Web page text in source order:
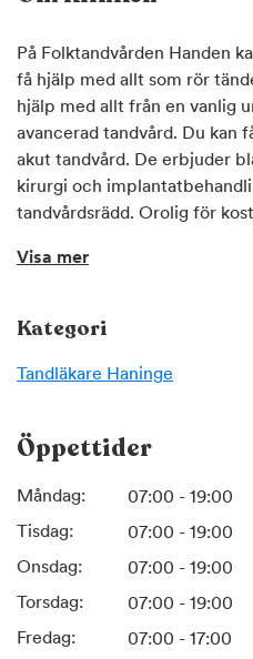
På Folktandvården Handen
få hjälp med allt som rör
hjälp med allt från en vanlig
avancerad tandvård. Du kan
akut tandvård. De erbjuder
kirurgi och
tandvårdsrädd. Orolig för
när kliniken är stängd, vänd
Visa mer
Kategori
Tandläkare Haninge
Öppettider
Måndag:
07:00 - 19:00
Tisdag:
07:00 - 19:00
Onsdag:
07:00 - 19:00
Torsdag:
07:00 - 19:00
Fredag:
07:00 - 17:00